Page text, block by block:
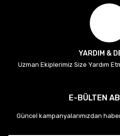
YARDIM &
Uzman Ekiplerimiz Size Yardım
E-BÜLTEN
Güncel kampanyalarımızdan